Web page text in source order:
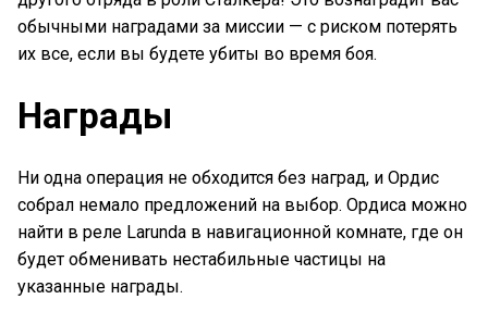
обычными наградами за миссии — с риском потерять
их все, если вы будете убиты во время боя.
Награды
Ни одна операция не обходится без наград, и Ордис
собрал немало предложений на выбор. Ордиса можно
найти в реле Larunda в навигационной комнате, где он
будет обменивать нестабильные частицы на
указанные награды.